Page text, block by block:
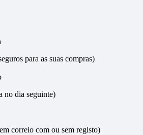
para as suas compras)
no dia seguinte)
correio com ou sem registo)